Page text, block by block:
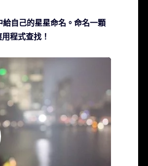
自己的星星命名。命名一顆
程式查找！